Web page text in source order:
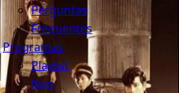
Perguntas
Frequentes
Programas
Playlist
Non